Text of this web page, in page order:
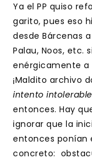
Ya el PP quiso
garito, pues eso
desde Bárcenas
Palau, Noos, etc.
enérgicamente a
¡Maldito archivo
intento
entonces. Hay
ignorar que la
entonces ponían
concreto: